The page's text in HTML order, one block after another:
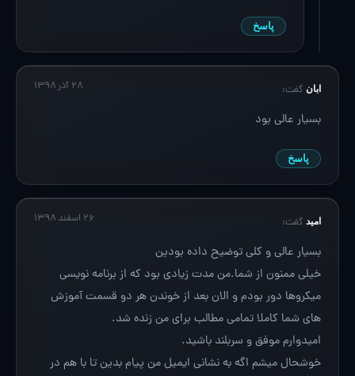
پاسخ
ابان گفت: ۲۸ آذر ۱۳۹۸
بسیار عالی بود
پاسخ
امید گفت: ۲۶ اسفند ۱۳۹۸
بسیار عالی و کلی توضیح داده بودین
خیلی ممنون از شما.من مدت زیادی بود که از برنامه نویسی
میکروها دور بودم و الان بعد از خوندن هر دو قسمت آموزش
های شما کاملا تمامی مطالب برای من زنده شد.
امیدوارم موفق و سربلند باشید.
خوشحال میشم اگه به نشانی ایمیل من پیام بدین تا با هم در